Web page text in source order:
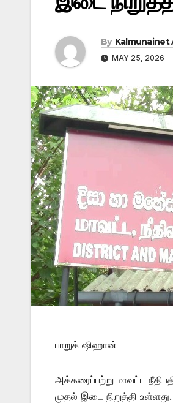
By Kalmunainet
MAY 25, 2026
பாறுக் ஷிஹான்
அக்கரைப்பற்று மாவட்ட
முதல் இடை நிறுத்தி